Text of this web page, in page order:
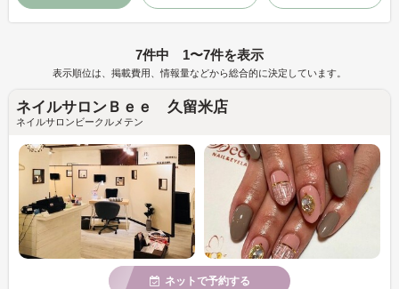
7件中 1〜7件を表示
表示順位は、掲載費用、情報量などから総合的に決定しています。
ネイルサロンＢｅｅ 久留米店
ネイルサロンビークルメテン
ネットで予約する